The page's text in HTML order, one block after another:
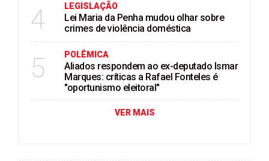
4 LEGISLAÇÃO
Lei Maria da Penha mudou olhar sobre
crimes de violência doméstica
5 POLÊMICA
Aliados respondem ao ex-deputado Ismar
Marques: críticas a Rafael Fonteles é
"oportunismo eleitoral"
VER MAIS